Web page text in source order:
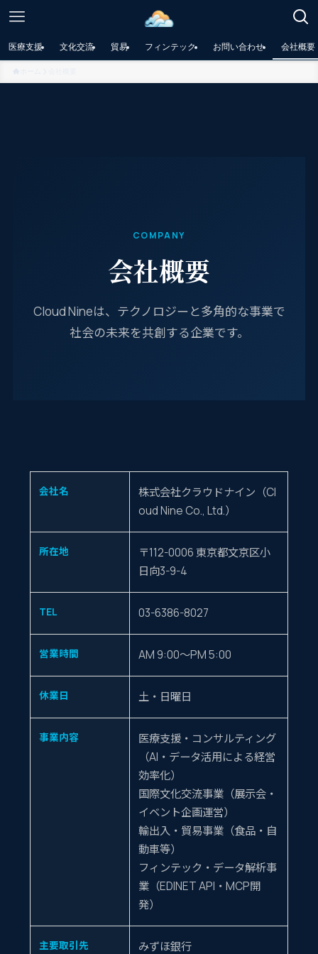
医療支援 文化交流 貿易 フィンテック お問い合わせ 会社概要
COMPANY
会社概要
Cloud Nineは、テクノロジーと多角的な事業で
社会の未来を共創する企業です。
会社名
株式会社クラウドナイン（Cl
oud Nine Co., Ltd.）
所在地
〒112-0006 東京都文京区小
日向3-9-4
TEL 03-6386-8027
営業時間 AM 9:00〜PM 5:00
休業日 土・日曜日
事業内容
医療支援・コンサルティング
（AI・データ活用による経営
効率化）
国際文化交流事業（展示会・
イベント企画運営）
輸出入・貿易事業（食品・自
動車等）
フィンテック・データ解析事
業（EDINET API・MCP開
発）
主要取引先 みずほ銀行